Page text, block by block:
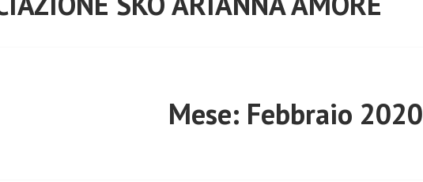
Mese: Febbraio 2020